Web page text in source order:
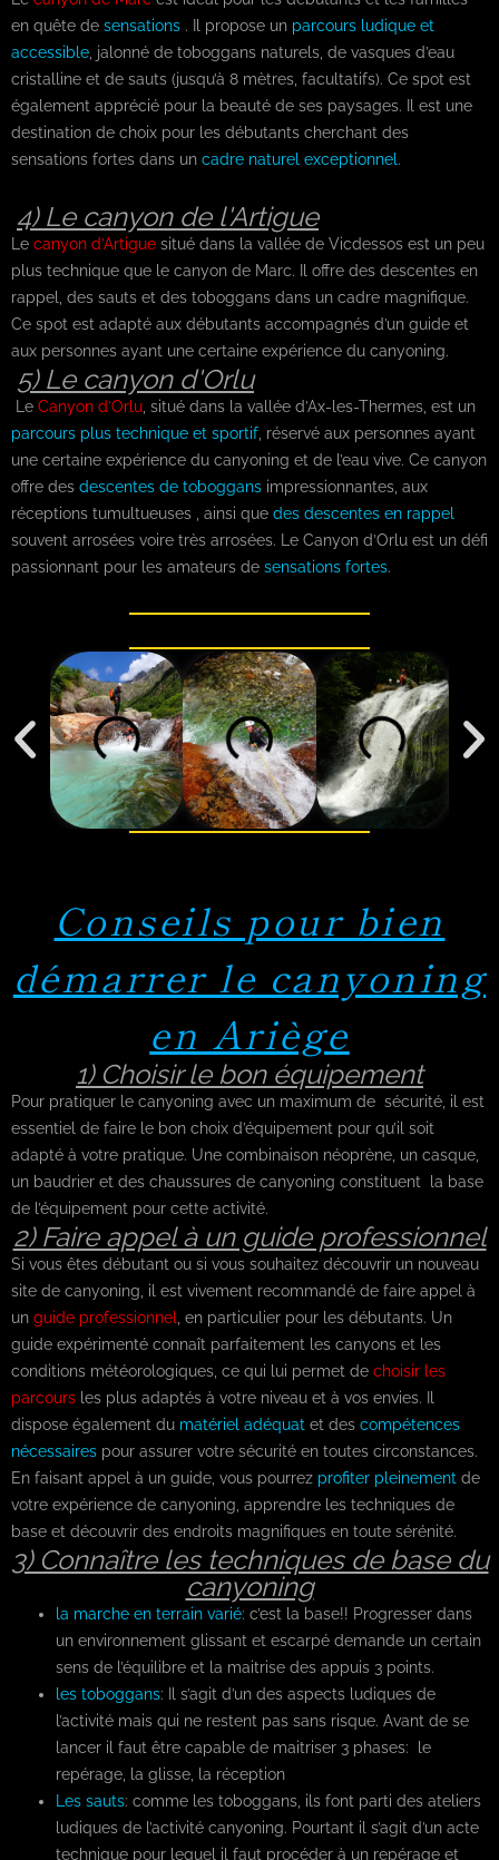
en quête de sensations . Il propose un parcours ludique et
accessible , jalonné de toboggans naturels, de vasques d’eau
cristalline et de sauts (jusqu’à 8 mètres, facultatifs). Ce spot est
également apprécié pour la beauté de ses paysages. Il est une
destination de choix pour les débutants cherchant des
sensations fortes dans un cadre naturel exceptionnel.
4) Le canyon de l'Artigue
Le canyon d’Artigue situé dans la vallée de Vicdessos est un peu
plus technique que le canyon de Marc. Il offre des descentes en
rappel, des sauts et des toboggans dans un cadre magnifique.
Ce spot est adapté aux débutants accompagnés d’un guide et
aux personnes ayant une certaine expérience du canyoning.
5) Le canyon d'Orlu
Le Canyon d’Orlu , situé dans la vallée d’Ax-les-Thermes, est un
parcours plus technique et sportif , réservé aux personnes ayant
une certaine expérience du canyoning et de l’eau vive. Ce canyon
offre des descentes de toboggans impressionnantes, aux
réceptions tumultueuses , ainsi que des descentes en rappel
souvent arrosées voire très arrosées. Le Canyon d’Orlu est un défi
passionnant pour les amateurs de sensations fortes.
Conseils pour bien
démarrer le canyoning
en Ariège
1) Choisir le bon équipement
Pour pratiquer le canyoning avec un maximum de sécurité, il est
essentiel de faire le bon choix d’équipement pour qu’il soit
adapté à votre pratique. Une combinaison néoprène, un casque,
un baudrier et des chaussures de canyoning constituent la base
de l’équipement pour cette activité.
2) Faire appel à un guide professionnel
Si vous êtes débutant ou si vous souhaitez découvrir un nouveau
site de canyoning, il est vivement recommandé de faire appel à
un guide professionnel , en particulier pour les débutants. Un
guide expérimenté connaît parfaitement les canyons et les
conditions météorologiques, ce qui lui permet de choisir les
parcours les plus adaptés à votre niveau et à vos envies. Il
dispose également du matériel adéquat et des compétences
nécessaires pour assurer votre sécurité en toutes circonstances.
En faisant appel à un guide, vous pourrez profiter pleinement de
votre expérience de canyoning, apprendre les techniques de
base et découvrir des endroits magnifiques en toute sérénité.
3) Connaître les techniques de base du
canyoning
la marche en terrain varié: c’est la base!! Progresser dans
un environnement glissant et escarpé demande un certain
sens de l’équilibre et la maitrise des appuis 3 points.
les toboggans: Il s’agit d’un des aspects ludiques de
l’activité mais qui ne restent pas sans risque. Avant de se
lancer il faut être capable de maitriser 3 phases: le
repérage, la glisse, la réception
Les sauts: comme les toboggans, ils font parti des ateliers
ludiques de l’activité canyoning. Pourtant il s’agit d’un acte
technique pour lequel il faut procéder à un repérage et